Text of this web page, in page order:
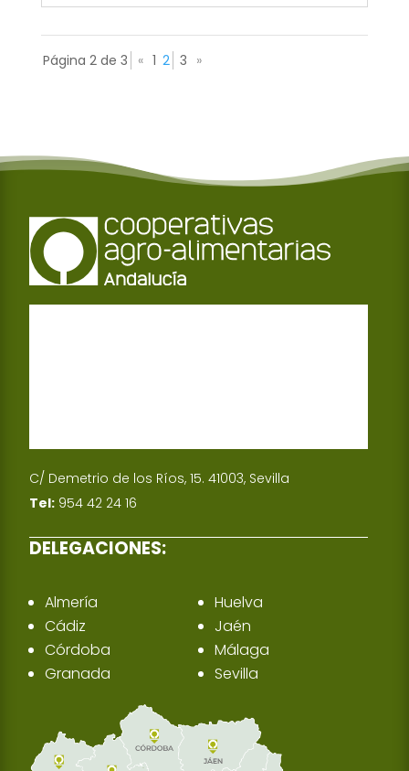
Página 2 de 3 « 1 2 3 »
C/ Demetrio de los Ríos, 15. 41003, Sevilla
Tel: 954 42 24 16
DELEGACIONES:
Almería
Cádiz
Córdoba
Granada
Huelva
Jaén
Málaga
Sevilla